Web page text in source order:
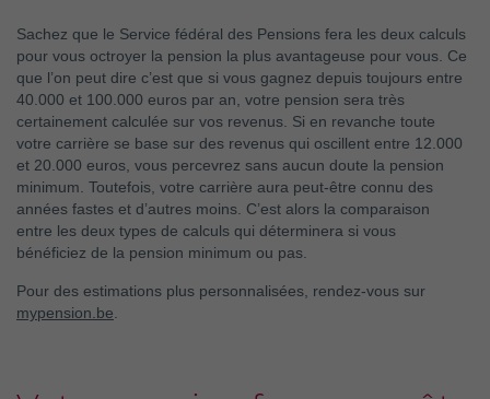
Sachez que le Service fédéral des Pensions fera les deux calculs
pour vous octroyer la pension la plus avantageuse pour vous. Ce
que l’on peut dire c’est que si vous gagnez depuis toujours entre
40.000 et 100.000 euros par an, votre pension sera très
certainement calculée sur vos revenus. Si en revanche toute
votre carrière se base sur des revenus qui oscillent entre 12.000
et 20.000 euros, vous percevrez sans aucun doute la pension
minimum. Toutefois, votre carrière aura peut-être connu des
années fastes et d’autres moins. C’est alors la comparaison
entre les deux types de calculs qui déterminera si vous
bénéficiez de la pension minimum ou pas.
Pour des estimations plus personnalisées, rendez-vous sur
mypension.be